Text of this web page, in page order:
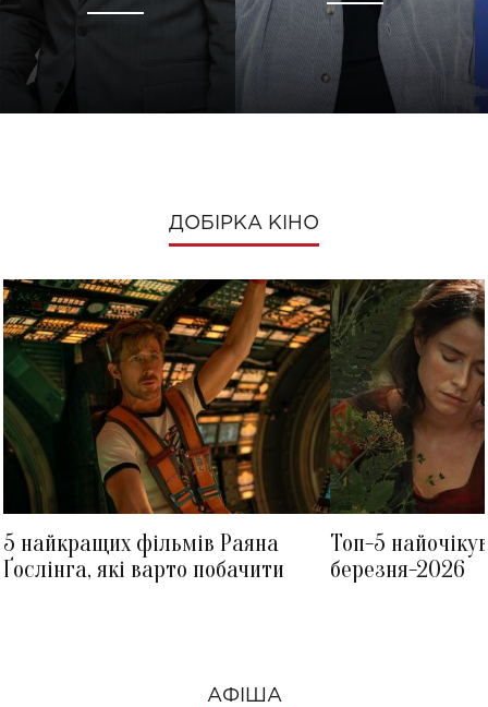
ДОБІРКА КІНО
5 найкращих фільмів Раяна
Ґослінга, які варто побачити
Топ-5
березня-2026
АФІША